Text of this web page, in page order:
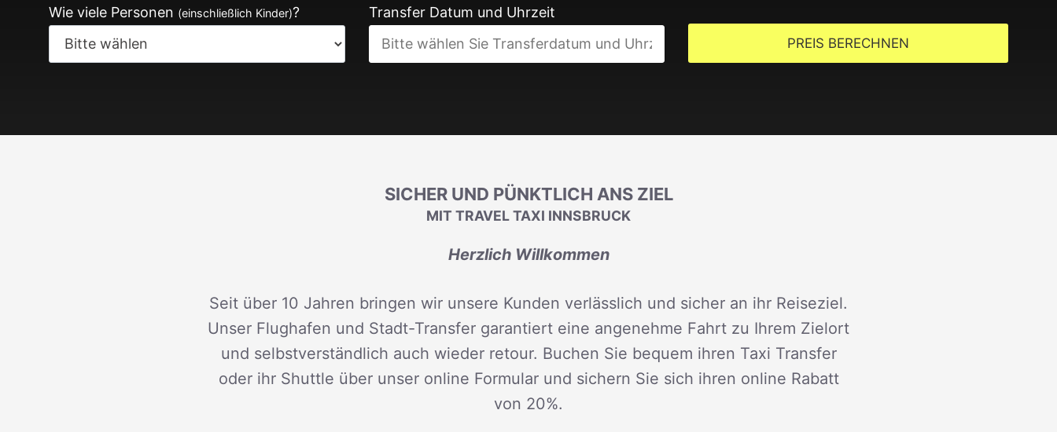
Wie viele Personen (einschließlich Kinder)? Transfer Datum und Uhrzeit
PREIS BERECHNEN
SICHER UND PÜNKTLICH ANS ZIEL
MIT TRAVEL TAXI INNSBRUCK
Herzlich Willkommen
Seit über 10 Jahren bringen wir unsere Kunden verlässlich und sicher an ihr Reiseziel.
Unser Flughafen und Stadt-Transfer garantiert eine angenehme Fahrt zu Ihrem Zielort
und selbstverständlich auch wieder retour. Buchen Sie bequem ihren Taxi Transfer
oder ihr Shuttle über unser online Formular und sichern Sie sich ihren online Rabatt
von 20%.